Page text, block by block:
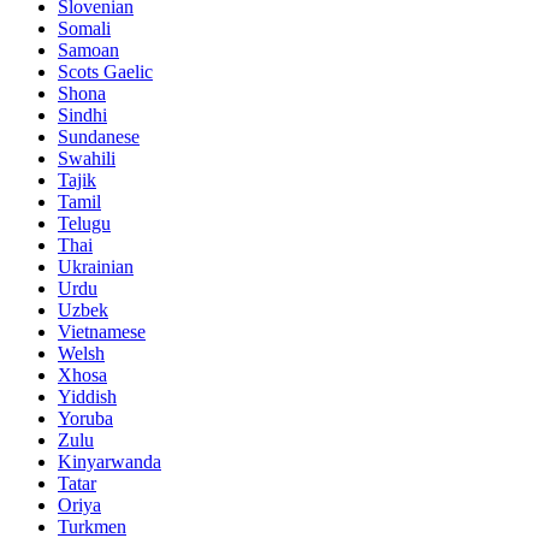
Slovenian
Somali
Samoan
Scots Gaelic
Shona
Sindhi
Sundanese
Swahili
Tajik
Tamil
Telugu
Thai
Ukrainian
Urdu
Uzbek
Vietnamese
Welsh
Xhosa
Yiddish
Yoruba
Zulu
Kinyarwanda
Tatar
Oriya
Turkmen